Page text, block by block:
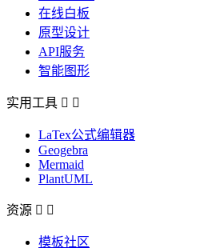
在线白板
原型设计
API服务
智能图形
实用工具  
LaTex公式编辑器
Geogebra
Mermaid
PlantUML
资源  
模板社区